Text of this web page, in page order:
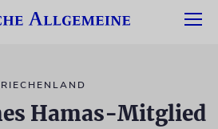
Hamas-Mitglied